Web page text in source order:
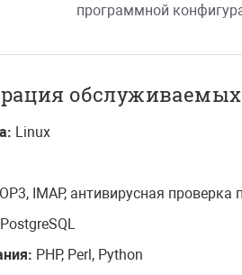
программной
обслуживаемых
Linux
IMAP, антивирусная проверка
PHP, Perl, Python